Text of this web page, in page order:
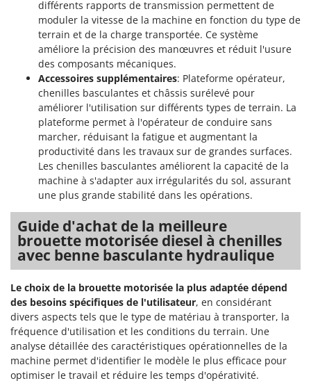
Prismafood
R.G.V.
Rato
Reber
Redback
Resto Italia
Ribimex
Ripartrak
Ritter
River Systems
Robomow
Rossofuoco
Rover Pompe
Royal Food
Ryobi
S
S.T.P.
Santos
différents rapports de transmission permettent de
moduler la vitesse de la machine en fonction du type de
terrain et de la charge transportée. Ce système
améliore la précision des manœuvres et réduit l'usure
des composants mécaniques.
Accessoires supplémentaires: Plateforme opérateur,
chenilles basculantes et châssis surélevé pour
améliorer l'utilisation sur différents types de terrain. La
plateforme permet à l'opérateur de conduire sans
marcher, réduisant la fatigue et augmentant la
productivité dans les travaux sur de grandes surfaces.
Les chenilles basculantes améliorent la capacité de la
machine à s'adapter aux irrégularités du sol, assurant
une plus grande stabilité dans les opérations.
Guide d'achat de la meilleure
brouette motorisée diesel à chenilles
avec benne basculante hydraulique
Le choix de la brouette motorisée la plus adaptée dépend
des besoins spécifiques de l'utilisateur, en considérant
divers aspects tels que le type de matériau à transporter, la
fréquence d'utilisation et les conditions du terrain. Une
analyse détaillée des caractéristiques opérationnelles de la
machine permet d'identifier le modèle le plus efficace pour
optimiser le travail et réduire les temps d'opérativité.